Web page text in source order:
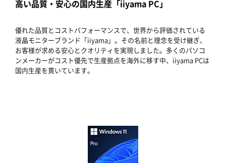
高い品質・安心の国内生産「iiyama PC」
優れた品質とコストパフォーマンスで、世界から評価されている
液晶モニターブランド「iiyama」。その名前と理念を受け継ぎ、
お客様が求める安心とクオリティを実現しました。多くのパソコ
ンメーカーがコスト優先で生産拠点を海外に移す中、iiyama PCは
国内生産を貫いています。